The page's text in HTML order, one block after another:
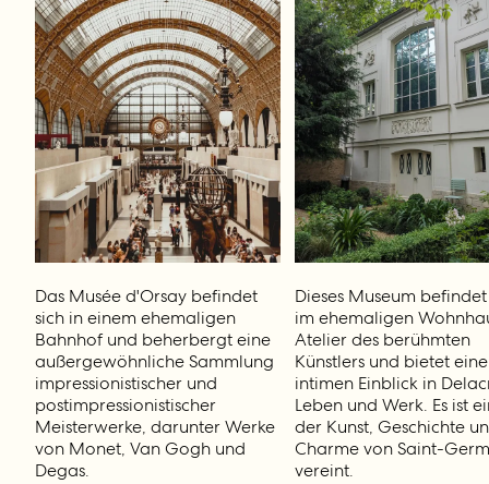
Das Musée d'Orsay befindet
sich in einem ehemaligen
Bahnhof und beherbergt eine
außergewöhnliche Sammlung
impressionistischer und
postimpressionistischer
Meisterwerke, darunter Werke
von Monet, Van Gogh und
Degas.
Dieses Museum
im ehemaligen
Atelier des berühmten
Künstlers und bietet
intimen Einblick in
Leben und Werk. Es ist
der Kunst, Geschichte
Charme von Saint-
vereint.